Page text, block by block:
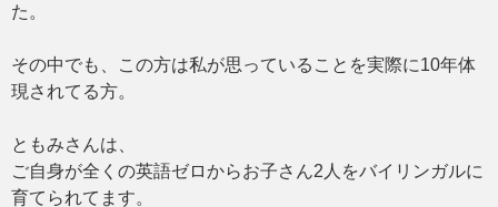
た。
その中でも、この方は私が思っていることを実際に10年体
現されてる方。
ともみさんは、
ご自身が全くの英語ゼロからお子さん2人をバイリンガルに
育てられてます。